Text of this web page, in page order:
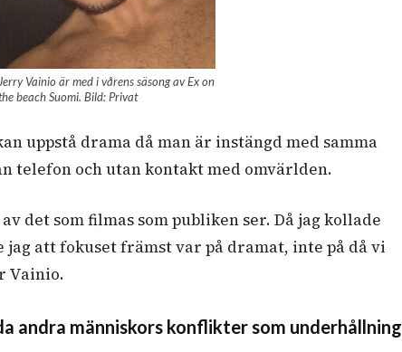
Jerry Vainio är med i vårens säsong av Ex on
beach Suomi. Bild: Privat
uppstå drama då man är instängd med samma
telefon och utan kontakt med omvärlden.
det som filmas som publiken ser. Då jag kollade
jag att fokuset främst var på dramat, inte på då vi
Vainio.
andra människors konflikter som underhållning